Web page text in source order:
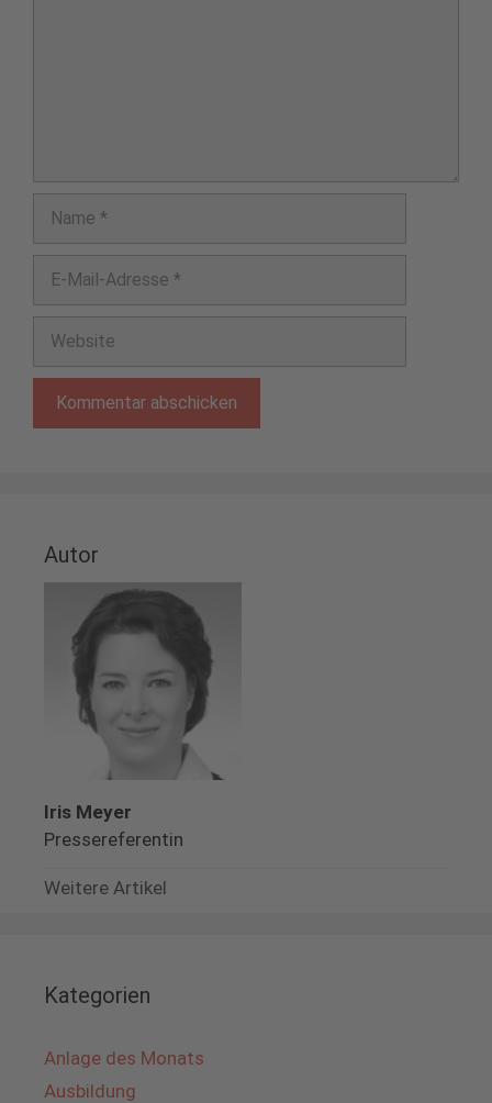
Mail-
Adresse
Autor
Iris Meyer
Pressereferentin
Weitere Artikel
Kategorien
Anlage des Monats
Ausbildung